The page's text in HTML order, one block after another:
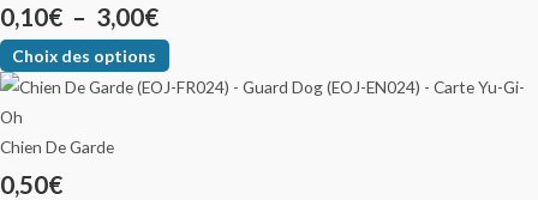
0,10€ – 3,00€
Choix des options
Chien De Garde
0,50€